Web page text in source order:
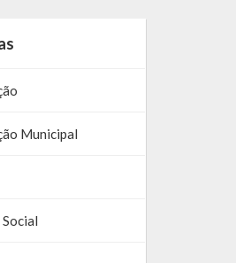
Municipal